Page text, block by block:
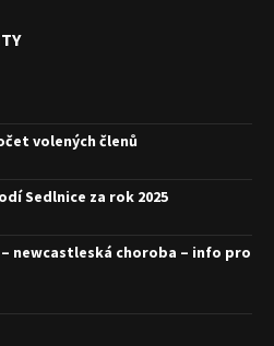
volených členů
Sedlnice za rok 2025
newcastleská choroba – info pro